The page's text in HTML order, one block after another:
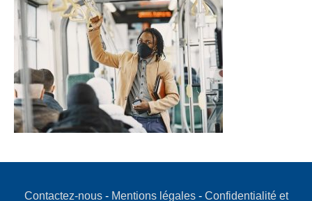
Contactez-nous- Mentions légales- Confidentialité et